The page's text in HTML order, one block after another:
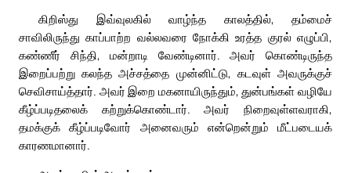
கிறிஸ்து இவ்வுலகில் வாழ்ந்த காலத்தில், தம்மைச்
சாவிலிருந்து காப்பாற்ற வல்லவரை நோக்கி உரத்த குரல் எழுப்பி,
கண்ணீர் சிந்தி, மன்றாடி வேண்டினார். அவர் கொண்டிருந்த
இறைப்பற்று கலந்த அச்சத்தை முன்னிட்டு, கடவுள் அவருக்குச்
செவிசாய்த்தார். அவர் இறை மகனாயிருந்தும், துன்பங்கள் வழியே
கீழ்ப்படிதலைக் கற்றுக்கொண்டார். அவர் நிறைவுள்ளவராகி,
தமக்குக் கீழ்ப்படிவோர் அனைவரும் என்றென்றும் மீட்படையக்
காரணமானார்.